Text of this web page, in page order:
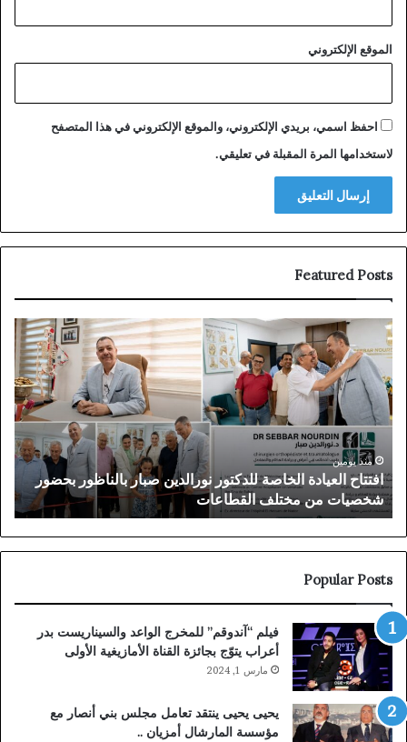
الموقع الإلكتروني
احفظ اسمي، بريدي الإلكتروني، والموقع الإلكتروني في هذا المتصفح
لاستخدامها المرة المقبلة في تعليقي.
Featured Posts
بحضور
توقيف
الملقب
بـ”الناظوري”
في
دبي
بعد
سنوات
من
الملاحقة
القضائية
البلجيكية
منذ 5 أيام
توقيف الملقب بـ”الناظوري” في دبي بعد سنوات
القضائية البلجيكية
Popular Posts
فيلم “آندوقم” للمخرج الواعد والسيناريست بدر
أعراب يتوّج بجائزة القناة الأمازيغية الأولى
مارس 1, 2024
يحيى يحيى ينتقد تعامل مجلس بني أنصار مع
مؤسسة المارشال أمزيان ..